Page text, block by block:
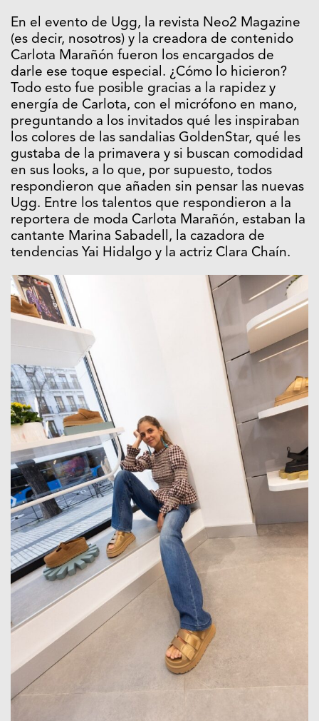
En el evento de Ugg, la revista Neo2 Magazine
(es decir, nosotros) y la creadora de contenido
Carlota Marañón fueron los encargados de
darle ese toque especial. ¿Cómo lo hicieron?
Todo esto fue posible gracias a la rapidez y
energía de Carlota, con el micrófono en mano,
preguntando a los invitados qué les inspiraban
los colores de las sandalias GoldenStar, qué les
gustaba de la primavera y si buscan comodidad
en sus looks, a lo que, por supuesto, todos
respondieron que añaden sin pensar las nuevas
Ugg. Entre los talentos que respondieron a la
reportera de moda Carlota Marañón, estaban la
cantante Marina Sabadell, la cazadora de
tendencias Yai Hidalgo y la actriz Clara Chaín.